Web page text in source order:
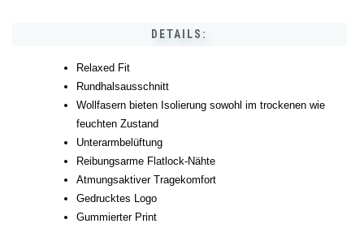
DETAILS:
Relaxed Fit
Rundhalsausschnitt
Wollfasern bieten Isolierung sowohl im trockenen wie
feuchten Zustand
Unterarmbelüftung
Reibungsarme Flatlock-Nähte
Atmungsaktiver Tragekomfort
Gedrucktes Logo
Gummierter Print